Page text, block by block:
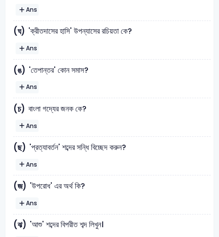
Ans
(ঘ) 'ক্রীতদাসের হাসি' উপন্যাসের রচিয়তা কে?
Ans
(ঙ) 'তেপান্তর' কোন সমাস?
Ans
(চ) বাংলা গদ্যের জনক কে?
Ans
(ছ) 'প্রত্যাবর্তন' শব্দের সন্ধি বিচ্ছেদ করুন?
Ans
(জ) 'উপরোধ' এর অর্থ কি?
Ans
(ঝ) 'আশু' শব্দের বিপরীত শব্দ লিখুন।